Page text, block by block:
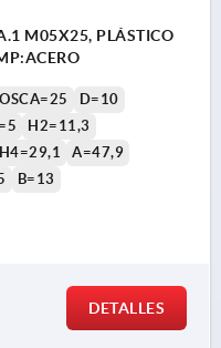
M05X25, PLÁSTICO
D=10
H2=11,3
H4=29,1
A=47,9
B=13
DETALLES